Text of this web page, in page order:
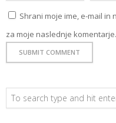
Shrani moje ime, e-mail
za moje naslednje komentarje.